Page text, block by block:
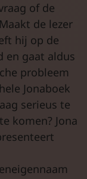
of de
de lezer
hij op de
en gaat aldus
probleem
Jonaboek
serieus te
komen? Jona